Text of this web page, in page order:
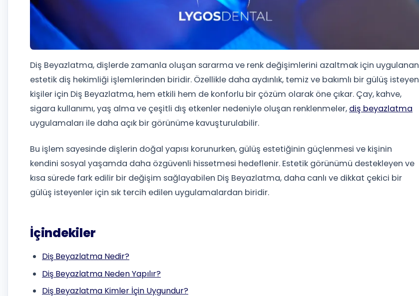
Diş Beyazlatma, dişlerde zamanla oluşan sararma ve renk değişimlerini azaltmak için uygulanan
estetik diş hekimliği işlemlerinden biridir. Özellikle daha aydınlık, temiz ve bakımlı bir gülüş isteyen
kişiler için Diş Beyazlatma, hem etkili hem de konforlu bir çözüm olarak öne çıkar. Çay, kahve,
sigara kullanımı, yaş alma ve çeşitli dış etkenler nedeniyle oluşan renklenmeler, diş beyazlatma
uygulamaları ile daha açık bir görünüme kavuşturulabilir.
Bu işlem sayesinde dişlerin doğal yapısı korunurken, gülüş estetiğinin güçlenmesi ve kişinin
kendini sosyal yaşamda daha özgüvenli hissetmesi hedeflenir. Estetik görünümü destekleyen ve
kısa sürede fark edilir bir değişim sağlayabilen Diş Beyazlatma, daha canlı ve dikkat çekici bir
gülüş isteyenler için sık tercih edilen uygulamalardan biridir.
İçindekiler
Diş Beyazlatma Nedir?
Diş Beyazlatma Neden Yapılır?
Diş Beyazlatma Kimler İçin Uygundur?